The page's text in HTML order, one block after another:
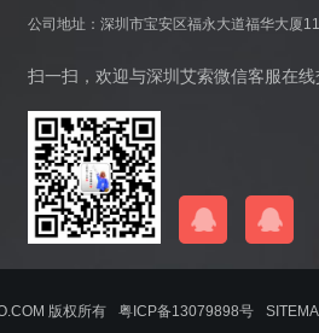
公司地址：深圳市宝安区福永大道福华大厦
扫一扫，欢迎与深圳艾索微信客服在线
版权所有 粤ICP备13079898号